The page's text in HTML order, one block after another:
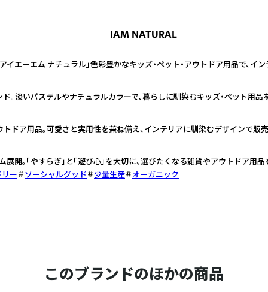
IAM NATURAL
エーエム ナチュラル」色彩豊かなキッズ・ペット・アウトドア用品で、イ
。淡いパステルやナチュラルカラーで、暮らしに馴染むキッズ・ペット用品
トドア用品。可愛さと実用性を兼ね備え、インテリアに馴染むデザインで販
開。「やすらぎ」と「遊び心」を大切に、選びたくなる雑貨やアウトドア用品
ー
ソーシャルグッド 少量生産 オーガニック
このブランドのほかの商品